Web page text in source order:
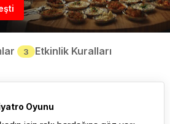
3 Etkinlik Kuralları
Oyunu